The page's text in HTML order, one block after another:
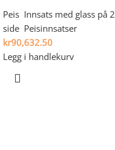
Peis Innsats med glass på 2
side Peisinnsatser
kr90,632.50
Legg i handlekurv